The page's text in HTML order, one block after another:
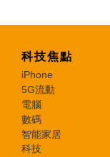
科技焦點
iPhone
5G流動
電腦
數碼
智能家居
科技